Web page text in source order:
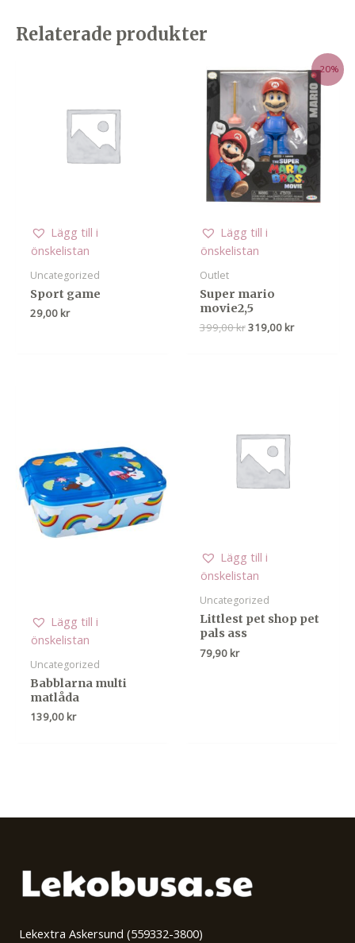
Relaterade produkter
Lägg till i
önskelistan
Uncategorized
Sport game
29,00 kr
-20%
Lägg till i
önskelistan
Outlet
Super mario
movie2,5
399,00krDet
319,00 krDet
Lägg till i
önskelistan
Uncategorized
Babblarna multi
matlåda
139,00 kr
Lägg till i
önskelistan
Uncategorized
Littlest pet shop pet
pals ass
79,90 kr
Lekextra Askersund (559332-3800)